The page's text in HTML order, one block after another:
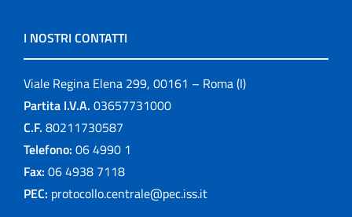
I NOSTRI CONTATTI
Viale Regina Elena 299, 00161 – Roma (I)
Partita I.V.A. 03657731000
C.F. 80211730587
Telefono: 06 4990 1
Fax: 06 4938 7118
PEC: protocollo.centrale@pec.iss.it